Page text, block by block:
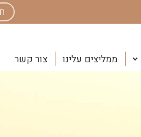
ממליצים עלינו צור קשר